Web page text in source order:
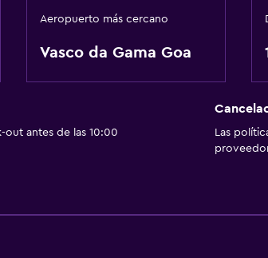
Aeropuerto más cercano
Vasco da Gama Goa
out antes de las 10:00
Las